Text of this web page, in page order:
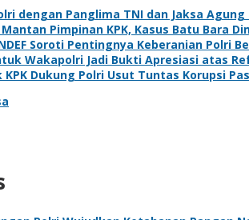
dengan Panglima TNI dan Jaksa
Pimpinan KPK, Kasus Batu Bara
Soroti Pentingnya Keberanian Polri
Wakapolri Jadi Bukti Apresiasi atas
Dukung Polri Usut Tuntas Korupsi